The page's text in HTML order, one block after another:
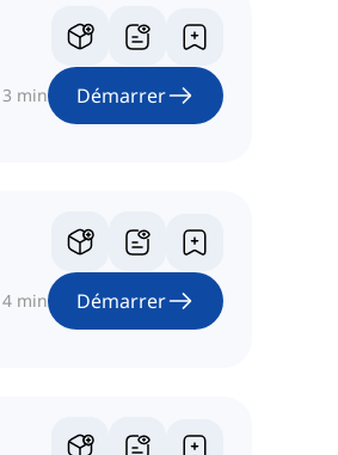
min Démarrer
min Démarrer